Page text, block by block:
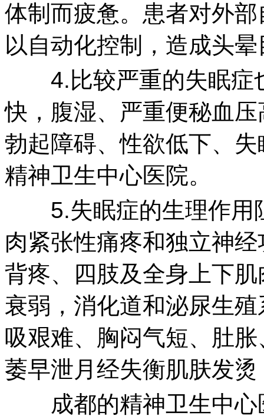
体制而疲惫。患者对外
以自动化控制，造成头
4.比较严重的失眠症
快，腹湿、严重便秘血
勃起障碍、性欲低下、
精神卫生中心医院。
5.失眠症的生理作用
肉紧张性痛疼和独立神
背疼、四肢及全身上下
衰弱，消化道和泌尿生
吸艰难、胸闷气短、肚
萎早泄月经失衡肌肤发
成都的精神卫生中心